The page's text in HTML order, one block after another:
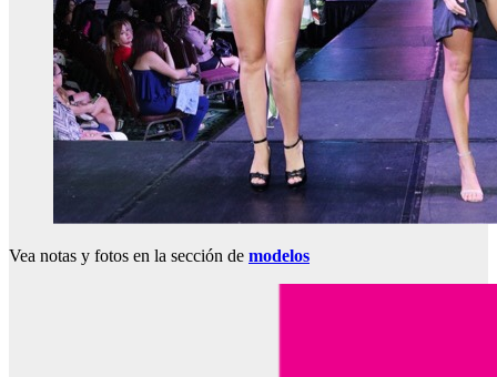
Vea notas y fotos en la sección de modelos